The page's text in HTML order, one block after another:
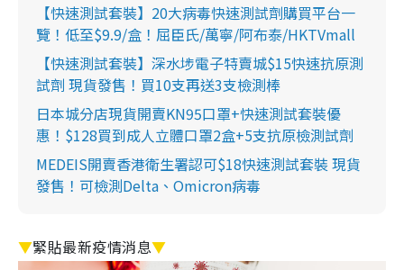
【快速測試套裝】20大病毒快速測試劑購買平台一
覽！低至$9.9/盒！屈臣氏/萬寧/阿布泰/HKTVmall
【快速測試套裝】深水埗電子特賣城$15快速抗原測
試劑 現貨發售！買10支再送3支檢測棒
日本城分店現貨開賣KN95口罩+快速測試套裝優
惠！$128買到成人立體口罩2盒+5支抗原檢測試劑
MEDEIS開賣香港衛生署認可$18快速測試套裝 現貨
發售！可檢測Delta、Omicron病毒
▼緊貼最新疫情消息▼